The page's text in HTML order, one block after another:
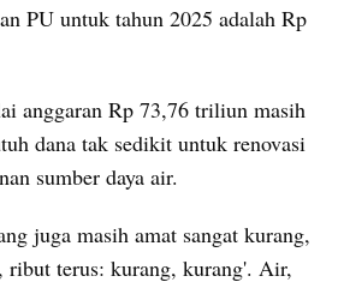
PU untuk tahun 2025 adalah Rp
anggaran Rp 73,76 triliun masih
dana tak sedikit untuk renovasi
sumber daya air.
juga masih amat sangat kurang,
ribut terus: kurang, kurang'. Air,